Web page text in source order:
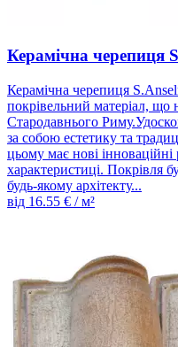
Керамічна черепиця
Керамічна черепиця
покрівельний матеріал, що
Стародавнього
за собою естетику та
цьому має нові інноваційні
характеристиці. Покрівля
будь-якому архітекту...
від 16.55 € / м²